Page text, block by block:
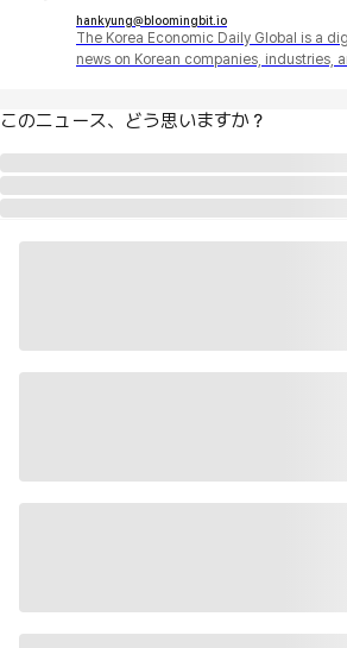
hankyung@bloomingbit.io
The Korea Economic Daily Global is a
news on Korean companies, industries,
このニュース、どう思いますか？